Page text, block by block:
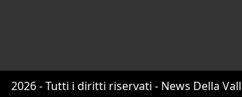
2026 - Tutti i diritti riservati - News Della